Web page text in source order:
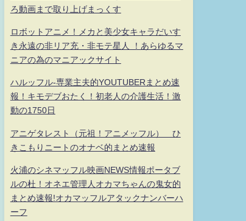
ろ動画まで取り上げまっくす
ロボットアニメ！メカと美少女キャラだいす
き永遠の非リア充・非モテ星人 ！あらゆるマ
ニアの為のマニアックサイト
ハルッフル-専業主夫的YOUTUBERまとめ速
報！キモデブおたく！初老人の介護生活！激
動の1750日
アニゲタレスト（元祖！アニメッフル） ひ
きこもりニートのオナベ的まとめ速報
火浦のシネマッフル映画NEWS情報ポータブ
ルの杜！オネエ管理人オカマちゃんの鬼女的
まとめ速報!オカマッフルアタックナンバーハ
ーフ